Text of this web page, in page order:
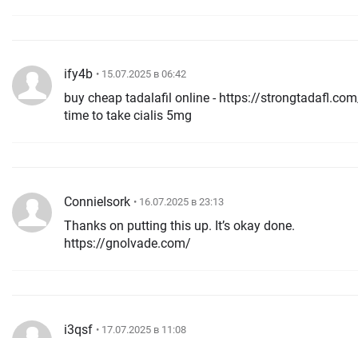
ify4b • 15.07.2025 в 06:42
buy cheap tadalafil online - https://strongtadafl.com/
time to take cialis 5mg
ConnieIsork • 16.07.2025 в 23:13
Thanks on putting this up. It’s okay done.
https://gnolvade.com/
i3qsf • 17.07.2025 в 11:08